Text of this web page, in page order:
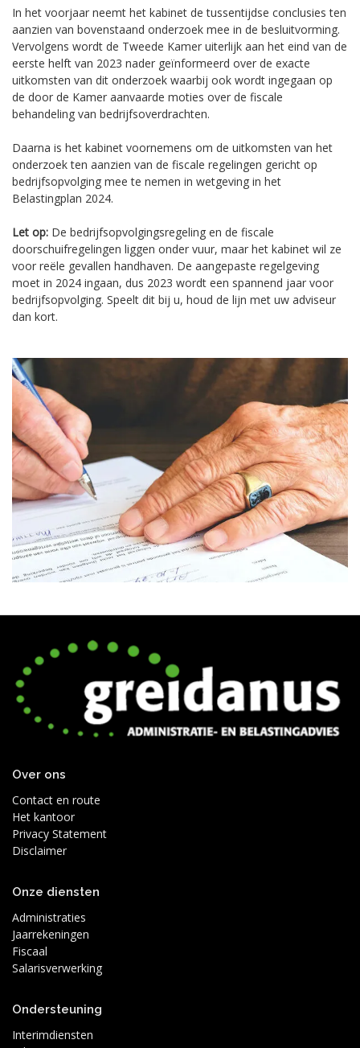
In het voorjaar neemt het kabinet de tussentijdse conclusies ten
aanzien van bovenstaand onderzoek mee in de besluitvorming.
Vervolgens wordt de Tweede Kamer uiterlijk aan het eind van de
eerste helft van 2023 nader geïnformeerd over de exacte
uitkomsten van dit onderzoek waarbij ook wordt ingegaan op
de door de Kamer aanvaarde moties over de fiscale
behandeling van bedrijfsoverdrachten.
Daarna is het kabinet voornemens om de uitkomsten van het
onderzoek ten aanzien van de fiscale regelingen gericht op
bedrijfsopvolging mee te nemen in wetgeving in het
Belastingplan 2024.
Let op: De bedrijfsopvolgingsregeling en de fiscale
doorschuifregelingen liggen onder vuur, maar het kabinet wil ze
voor reële gevallen handhaven. De aangepaste regelgeving
moet in 2024 ingaan, dus 2023 wordt een spannend jaar voor
bedrijfsopvolging. Speelt dit bij u, houd de lijn met uw adviseur
dan kort.
Over ons
Contact en route
Het kantoor
Privacy Statement
Disclaimer
Onze diensten
Administraties
Jaarrekeningen
Fiscaal
Salarisverwerking
Ondersteuning
Interimdiensten